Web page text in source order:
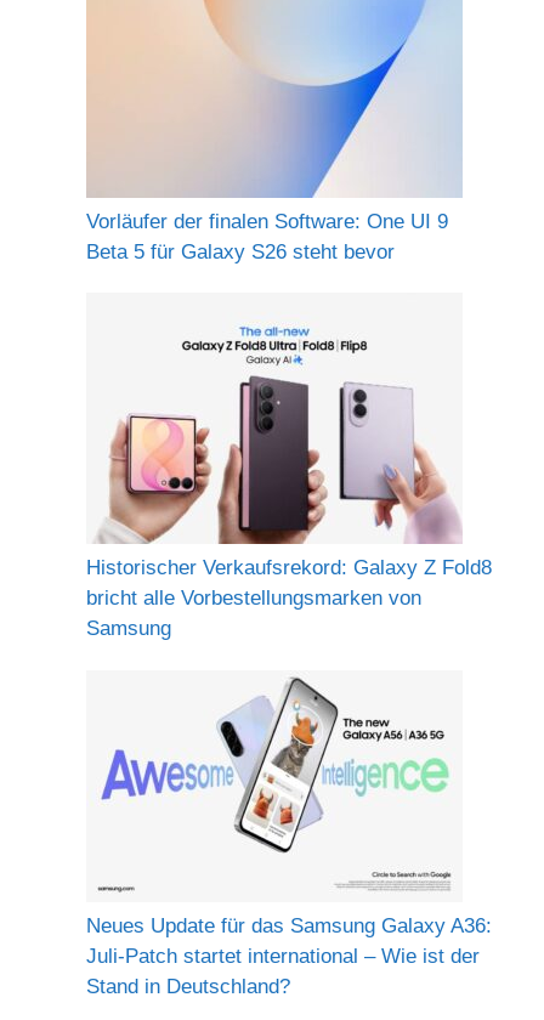
Vorläufer der finalen Software: One UI 9
Beta 5 für Galaxy S26 steht bevor
Historischer Verkaufsrekord: Galaxy Z Fold8
bricht alle Vorbestellungsmarken von
Samsung
Neues Update für das Samsung Galaxy A36:
Juli-Patch startet international – Wie ist der
Stand in Deutschland?